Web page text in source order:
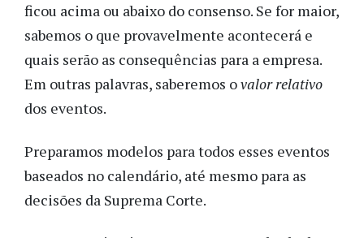
ficou acima ou abaixo do consenso. Se for maior,
sabemos o que provavelmente acontecerá e
quais serão as consequências para a empresa.
Em outras palavras, saberemos ovalor relativo
dos eventos.
Preparamos modelos para todos esses eventos
baseados no calendário, até mesmo para as
decisões da Suprema Corte.